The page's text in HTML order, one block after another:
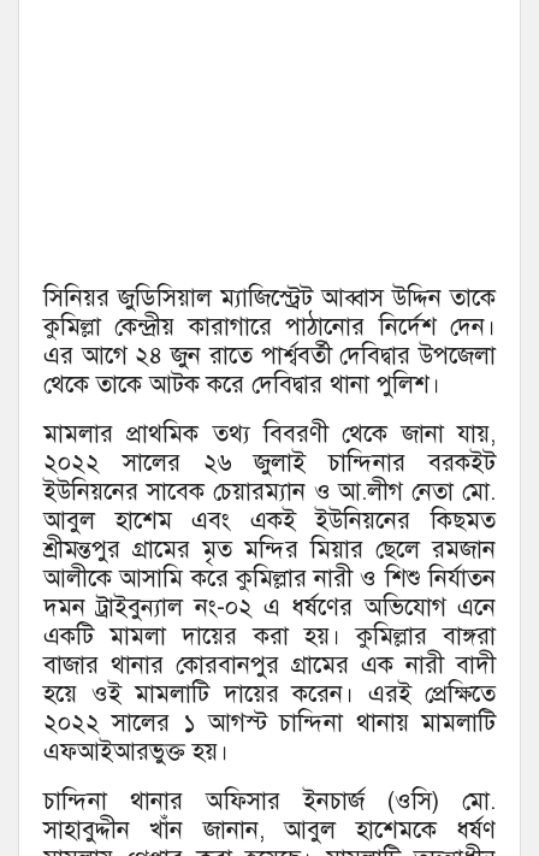
সিনিয়র জুডিসিয়াল ম্যাজিস্ট্রেট আব্বাস উদ্দিন তাকে
কুমিল্লা কেন্দ্রীয় কারাগারে পাঠানোর নির্দেশ দেন।
এর আগে ২৪ জুন রাতে পার্শ্ববর্তী দেবিদ্বার উপজেলা
থেকে তাকে আটক করে দেবিদ্বার থানা পুলিশ।
মামলার প্রাথমিক তথ্য বিবরণী থেকে জানা যায়,
২০২২ সালের ২৬ জুলাই চান্দিনার বরকইট
ইউনিয়নের সাবেক চেয়ারম্যান ও আ.লীগ নেতা মো.
আবুল হাশেম এবং একই ইউনিয়নের কিছমত
শ্রীমন্তপুর গ্রামের মৃত মন্দির মিয়ার ছেলে রমজান
আলীকে আসামি করে কুমিল্লার নারী ও শিশু নির্যাতন
দমন ট্রাইবুন্যাল নং-০২ এ ধর্ষণের অভিযোগ এনে
একটি মামলা দায়ের করা হয়। কুমিল্লার বাঙ্গরা
বাজার থানার কোরবানপুর গ্রামের এক নারী বাদী
হয়ে ওই মামলাটি দায়ের করেন। এরই প্রেক্ষিতে
২০২২ সালের ১ আগস্ট চান্দিনা থানায় মামলাটি
এফআইআরভুক্ত হয়।
চান্দিনা থানার অফিসার ইনচার্জ (ওসি) মো.
সাহাবুদ্দীন খাঁন জানান, আবুল হাশেমকে ধর্ষণ